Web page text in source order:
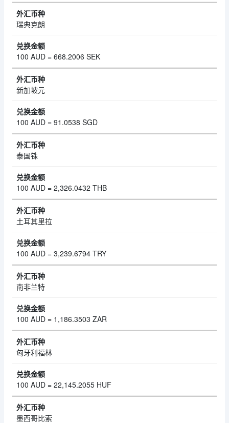
瑞典克朗
100 AUD = 668.2006 SEK
新加坡元
100 AUD = 91.0538 SGD
泰国铢
100 AUD = 2,326.0432 THB
土耳其里拉
100 AUD = 3,239.6794 TRY
南非兰特
100 AUD = 1,186.3503 ZAR
匈牙利福林
100 AUD = 22,145.2055 HUF
墨西哥比索